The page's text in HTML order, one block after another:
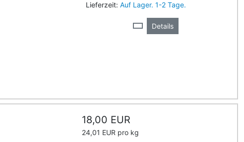
Lieferzeit: Auf Lager. 1-2 Tage.
Details
18,00 EUR
24,01 EUR pro kg